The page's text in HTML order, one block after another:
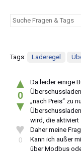
Tags: Laderegel
▲
0
▼
♥
0
Da leider einige
„nach Preis“ zu
wird, die aktiviert
Daher meine
Kann ich außer
über Modbus